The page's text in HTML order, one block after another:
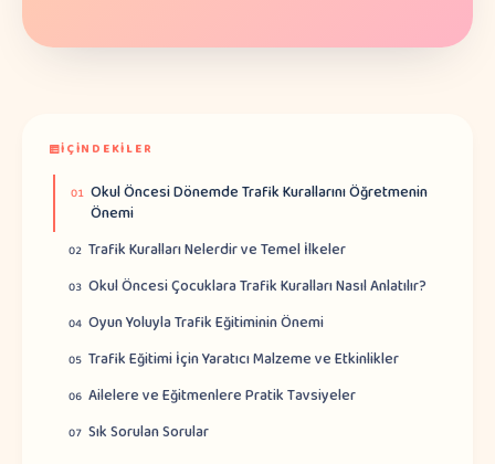
İÇINDEKILER
01 Okul Öncesi Dönemde Trafik Kurallarını Öğretmenin
Önemi
02 Trafik Kuralları Nelerdir ve Temel İlkeler
03 Okul Öncesi Çocuklara Trafik Kuralları Nasıl Anlatılır?
04 Oyun Yoluyla Trafik Eğitiminin Önemi
05 Trafik Eğitimi İçin Yaratıcı Malzeme ve Etkinlikler
06 Ailelere ve Eğitmenlere Pratik Tavsiyeler
07 Sık Sorulan Sorular